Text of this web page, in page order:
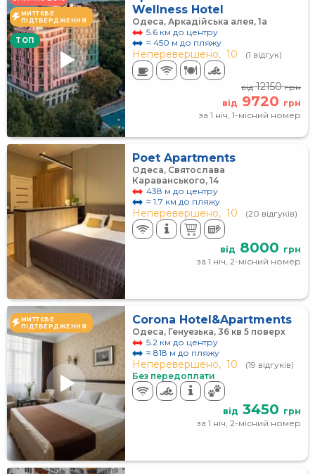
МИТТЄВЕ
ПІДТВЕРДЖЕННЯ
TOП
Wellness Hotel
Одеса, Аркадійська алея, 1а
5.6 км до центру
≈ 450 м до пляжу
Неперевершено, 10 (1 відгук)
від12150грн
від 9720 грн
за 1 ніч, 1-місний номер
Poet Apartments
Одеса, Святослава
Караванського, 14
438 м до центру
≈ 1.7 км до пляжу
Неперевершено, 10 (20 відгуків)
від 8000 грн
за 1 ніч, 2-місний номер
МИТТЄВЕ
ПІДТВЕРДЖЕННЯ
Corona Hotel&Apartments
Одеса, Генуезька, 36 кв 5 поверх
5.2 км до центру
≈ 818 м до пляжу
Неперевершено, 10
(19 відгуків)
Без передоплати
від 3450 грн
за 1 ніч, 2-місний номер